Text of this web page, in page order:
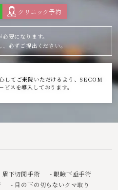
クリニック予約
要になります。
、必ずご提出ください。
してご来院いただけるよう、SECOM
ビスを導入しております。
眉下切開手術
眼瞼下垂手術
目の下の切らないクマ取り